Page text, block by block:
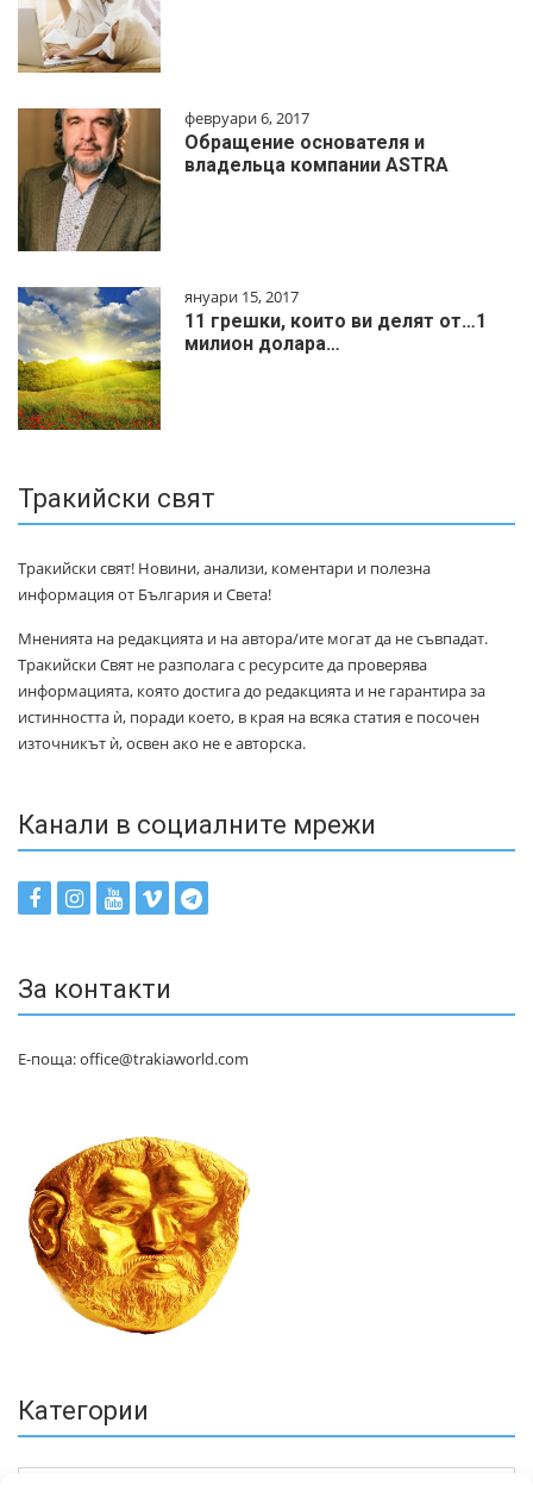
февруари 6, 2017
Обращение основателя и
владельца компании ASTRA
януари 15, 2017
11 грешки, които ви делят от…1
милиoн дoлapa…
Тракийски свят
Тракийски свят! Новини, анализи, коментари и полезна
информация от България и Света!
Мненията на редакцията и на автора/ите могат да не съвпадат.
Тракийски Свят не разполага с ресурсите да проверява
информацията, която достига до редакцията и не гарантира за
истинността ѝ, поради което, в края на всяка статия е посочен
източникът ѝ, освен ако не е авторска.
Канали в социалните мрежи
За контакти
Е-поща: office@trakiaworld.com
Категории